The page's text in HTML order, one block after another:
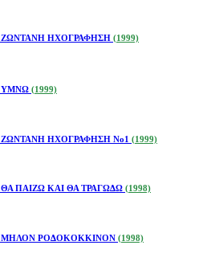
ΖΩΝΤΑΝΗ ΗΧΟΓΡΑΦΗΣΗ (1999)
ΥΜΝΩ (1999)
ΖΩΝΤΑΝΗ ΗΧΟΓΡΑΦΗΣΗ Νο1 (1999)
ΘΑ ΠΑΙΖΩ ΚΑΙ ΘΑ ΤΡΑΓΩΔΩ (1998)
ΜΗΛΟΝ ΡΟΔΟΚΟΚΚΙΝΟΝ (1998)